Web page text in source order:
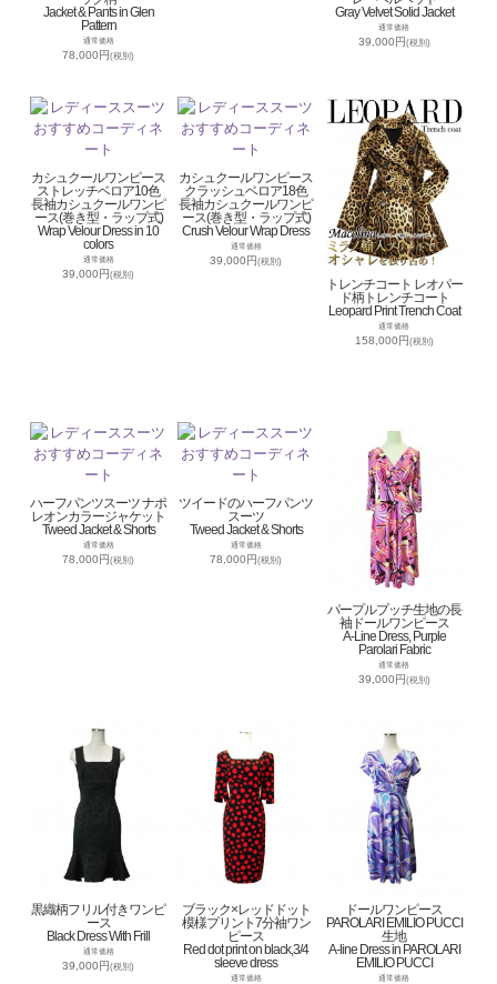
Jacket & Pants in Glen
Pattern
通常価格
78,000円(税別)
Gray Velvet Solid Jacket
通常価格
39,000円(税別)
カシュクールワンピース
ストレッチベロア10色
長袖カシュクールワンピ
ース(巻き型・ラップ式)
Wrap Velour Dress in 10
colors
通常価格
39,000円(税別)
カシュクールワンピース
クラッシュベロア18色
長袖カシュクールワンピ
ース(巻き型・ラップ式)
Crush Velour Wrap Dress
通常価格
39,000円(税別)
トレンチコート レオパー
ド柄トレンチコート
Leopard Print Trench Coat
通常価格
158,000円(税別)
ハーフパンツスーツ ナポ
レオンカラージャケット
Tweed Jacket & Shorts
通常価格
78,000円(税別)
ツイードのハーフパンツ
スーツ
Tweed Jacket & Shorts
通常価格
78,000円(税別)
パープルプッチ生地の長
袖ドールワンピース
A-Line Dress, Purple
Parolari Fabric
通常価格
39,000円(税別)
黒織柄フリル付きワンピ
ース
Black Dress With Frill
通常価格
39,000円(税別)
ブラック×レッドドット
模様プリント7分袖ワン
ピース
Red dot print on black,3/4
sleeve dress
通常価格
ドールワンピース
PAROLARI EMILIO PUCCI
生地
A-line Dress in PAROLARI
EMILIO PUCCI
通常価格